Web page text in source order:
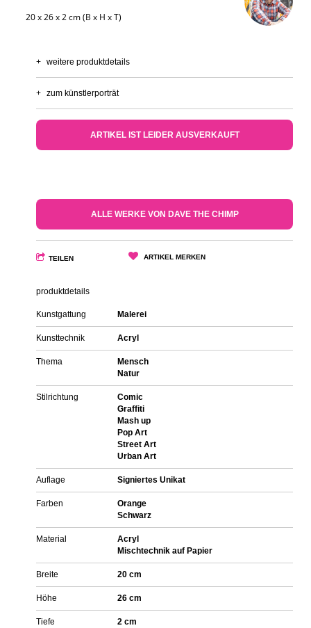
20 x 26 x 2 cm (B x H x T)
+ weitere produktdetails
+ zum künstlerporträt
ARTIKEL IST LEIDER AUSVERKAUFT
ALLE WERKE VON DAVE THE CHIMP
TEILEN ARTIKEL MERKEN
produktdetails
Kunstgattung Malerei
Kunsttechnik Acryl
Thema
Mensch
Natur
Stilrichtung
Comic
Graffiti
Mash up
Pop Art
Street Art
Urban Art
Auflage Signiertes Unikat
Farben
Orange
Schwarz
Material
Acryl
Mischtechnik auf Papier
Breite 20 cm
Höhe 26 cm
Tiefe 2 cm